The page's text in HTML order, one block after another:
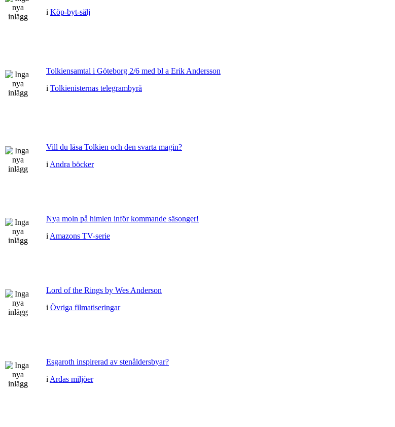
i Köp-byt-sälj
Tolkiensamtal i Göteborg 2/6 med bl a Erik Andersson
i Tolkienisternas telegrambyrå
Vill du läsa Tolkien och den svarta magin?
i Andra böcker
Nya moln på himlen inför kommande säsonger!
i Amazons TV-serie
Lord of the Rings by Wes Anderson
i Övriga filmatiseringar
Esgaroth inspirerad av stenåldersbyar?
i Ardas miljöer